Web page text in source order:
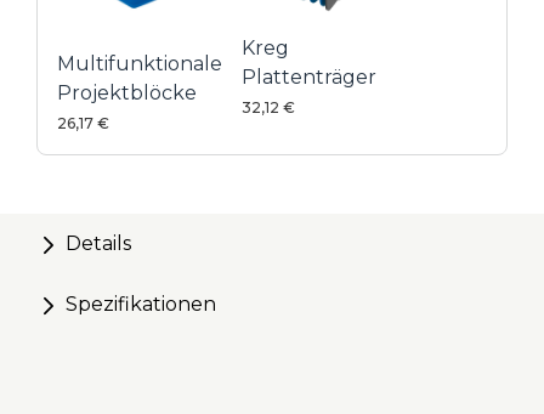
Multifunktionale
Projektblöcke
26,17 €
Kreg
Plattenträger
32,12 €
Details
Spezifikationen